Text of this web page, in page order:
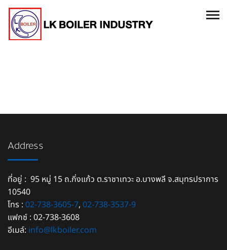
Address
ที่อยู่ : 95 หมู่ 15 ถ.กิ่งแก้ว ต.ราชาเทวะ อ.บางพลี จ.สมุทรปราการ
10540
โทร : 02-738-3605-7, 02-738-3537-9
แฟกซ์ : 02-738-3608
อีเมล์: info@lkboiler.com